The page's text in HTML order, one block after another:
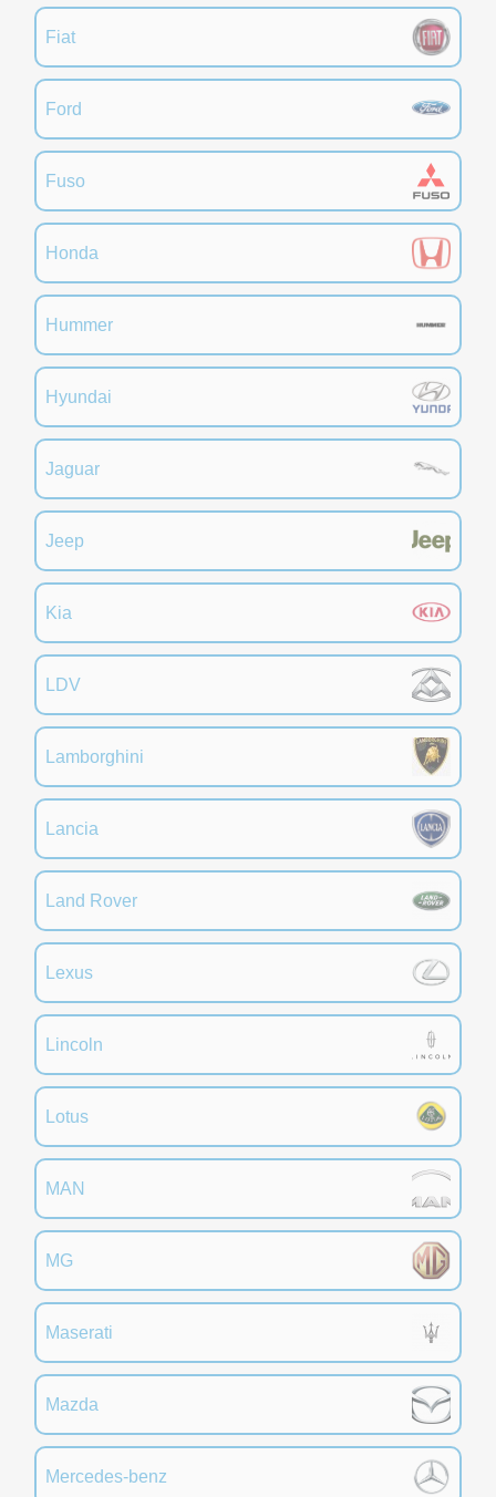
Fiat
Ford
Fuso
Honda
Hummer
Hyundai
Jaguar
Jeep
Kia
LDV
Lamborghini
Lancia
Land Rover
Lexus
Lincoln
Lotus
MAN
MG
Maserati
Mazda
Mercedes-benz